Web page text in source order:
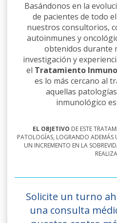
Basándonos en la
de pacientes de todo
nuestros consultorios,
autoinmunes y
obtenidos durante
investigación y
el Tratamiento
es lo más cercano al
aquellas
inmunológico
EL OBJETIVO DE ESTE
PATOLOGÍAS, LOGRANDO ADEMÁS
UN INCREMENTO EN LA
Solicite un turno
una consulta